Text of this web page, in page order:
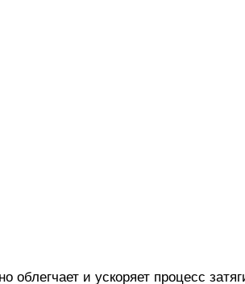
облегчает и ускоряет процесс